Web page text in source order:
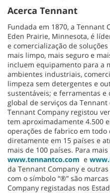
Acerca Tennant
Fundada em 1870, a Tennant
Eden Prairie, Minnesota, é
e comercialização de
mais limpo, mais seguro e
incluem equipamento para a
ambientes industriais,
limpeza sem detergentes e
sustentáveis; e ferramentas e
global de serviços da
Tennant Company registou
tem aproximadamente 4.500
operações de fabrico em
diretamente em 15 países e
mais de 100 países. Para
www.tennantco.com e
da Tennant Company e
com o símbolo “®” são
Company registadas nos